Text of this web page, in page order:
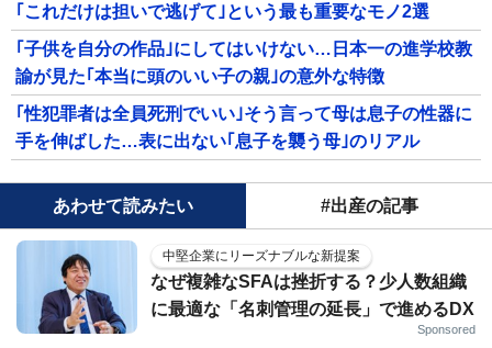
｢これだけは担いで逃げて｣という最も重要なモノ2選
｢子供を自分の作品｣にしてはいけない…日本一の進学校教
諭が見た｢本当に頭のいい子の親｣の意外な特徴
｢性犯罪者は全員死刑でいい｣そう言って母は息子の性器に
手を伸ばした…表に出ない｢息子を襲う母｣のリアル
あわせて読みたい #出産の記事
中堅企業にリーズナブルな新提案
なぜ複雑なSFAは挫折する？少人数組織
に最適な「名刺管理の延長」で進めるDX
Sponsored